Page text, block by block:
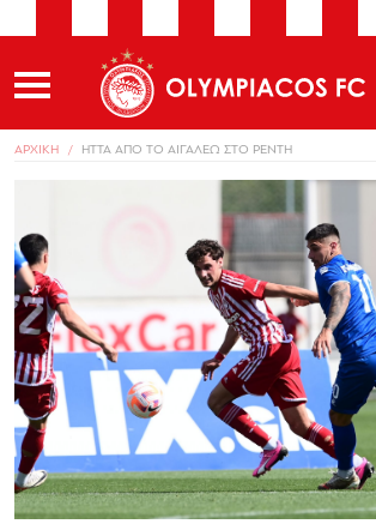
ΑΡΧΙΚΗ ΗΤΤΑ ΑΠΟ ΤΟ ΑΙΓΑΛΕΩ ΣΤΟ ΡΕΝΤΗ